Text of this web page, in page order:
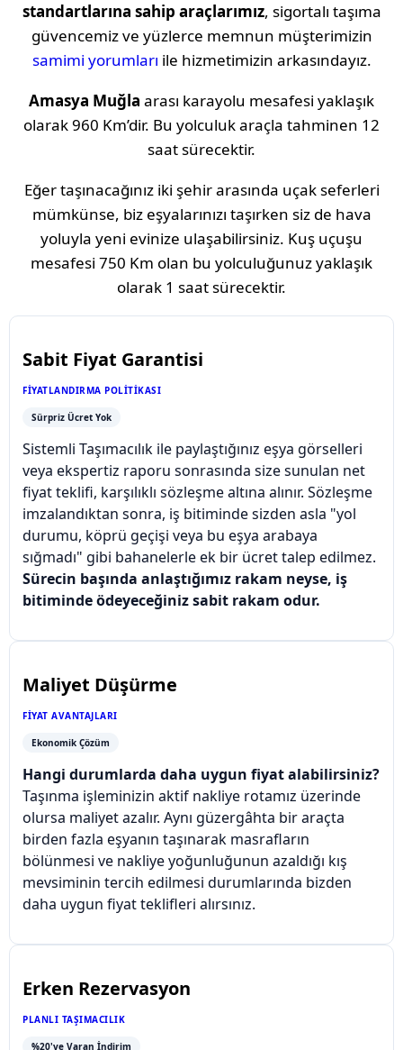
standartlarına sahip araçlarımız, sigortalı taşıma
güvencemiz ve yüzlerce memnun müşterimizin
samimi yorumları ile hizmetimizin arkasındayız.
Amasya Muğla arası karayolu mesafesi yaklaşık
olarak960 Km’dir. Bu yolculuk araçla tahminen 12
saatsürecektir.
Eğer taşınacağınız iki şehir arasında uçak seferleri
mümkünse, biz eşyalarınızı taşırken siz de hava
yoluyla yeni evinize ulaşabilirsiniz. Kuş uçuşu
mesafesi 750 Km olan bu yolculuğunuz yaklaşık
olarak 1 saatsürecektir.
Sabit Fiyat Garantisi
FIYATLANDIRMA POLITIKASI
Sürpriz Ücret Yok
Sistemli Taşımacılık ile paylaştığınız eşya görselleri
veya ekspertiz raporu sonrasında size sunulan net
fiyat teklifi, karşılıklı sözleşme altına alınır. Sözleşme
imzalandıktan sonra, iş bitiminde sizden asla "yol
durumu, köprü geçişi veya bu eşya arabaya
sığmadı" gibi bahanelerle ek bir ücret talep edilmez.
Sürecin başında anlaştığımız rakam neyse, iş
bitiminde ödeyeceğiniz sabit rakam odur.
Maliyet Düşürme
FIYAT AVANTAJLARI
Ekonomik Çözüm
Hangi durumlarda daha uygun fiyat alabilirsiniz?
Taşınma işleminizin aktif nakliye rotamız üzerinde
olursa maliyet azalır. Aynı güzergâhta bir araçta
birden fazla eşyanın taşınarak masrafların
bölünmesi ve nakliye yoğunluğunun azaldığı kış
mevsiminin tercih edilmesi durumlarında bizden
daha uygun fiyat teklifleri alırsınız.
Erken Rezervasyon
PLANLI TAŞIMACILIK
%20'ye Varan İndirim